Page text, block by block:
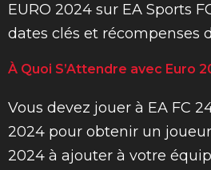
EURO 2024 sur EA Sports
dates clés et récompenses
À Quoi S’Attendre avec Euro
Vous devez jouer à EA FC
2024 pour obtenir un
2024 à ajouter à votre